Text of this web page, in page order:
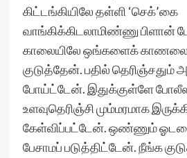
கிட்டங்கியிலே தள்ளி ‘செக்’கை
வாங்கிக்கிடலாமிண்ணு பிளான்
காலையிலே ஒங்களைக்
குடுத்தேன். பதில் தெரிஞ்சதும்
போய்ட்டேன். இதுக்குள்ளே போலீஸ்,
உளவுதெரிஞ்சி மும்மரமாக
கேள்விப்பட்டேன். ஒண்ணும்
பேசாமப் படுத்திட்டேன். நீங்க